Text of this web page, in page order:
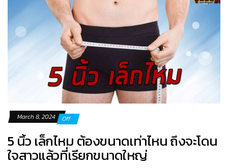
March 8, 2024 Off
5 นิ้ว เล็กไหม ต้องขนาดเท่าไหน ถึงจะโดน
ใจสาวแล้วที่เรียกขนาดใหญ่